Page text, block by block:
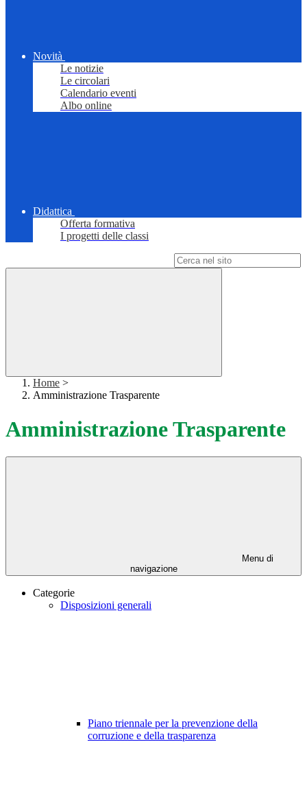
Novità
Le notizie
Le circolari
Calendario eventi
Albo online
Didattica
Offerta formativa
I progetti delle classi
Home >
Amministrazione Trasparente
Amministrazione Trasparente
Menu di
navigazione
Categorie
Disposizioni generali
Piano triennale per la prevenzione della
corruzione e della trasparenza